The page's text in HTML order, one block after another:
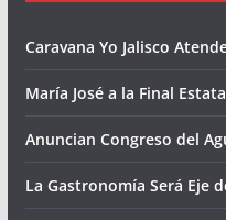
Caravana Yo Jalisco
María José a la Final
Anuncian Congreso del
La Gastronomía Será Eje